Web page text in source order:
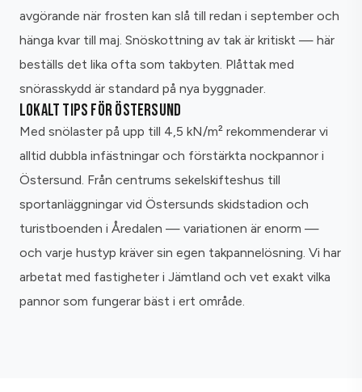
avgörande när frosten kan slå till redan i september och
hänga kvar till maj. Snöskottning av tak är kritiskt — här
beställs det lika ofta som takbyten. Plåttak med
snörasskydd är standard på nya byggnader.
LOKALT TIPS FÖR ÖSTERSUND
Med snölaster på upp till 4,5 kN/m² rekommenderar vi
alltid dubbla infästningar och förstärkta nockpannor i
Östersund. Från centrums sekelskifteshus till
sportanläggningar vid Östersunds skidstadion och
turistboenden i Åredalen — variationen är enorm —
och varje hustyp kräver sin egen takpannelösning. Vi har
arbetat med fastigheter i Jämtland och vet exakt vilka
pannor som fungerar bäst i ert område.